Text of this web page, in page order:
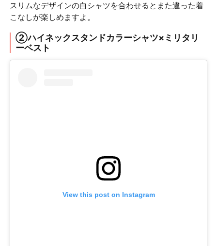
スリムなデザインの白シャツを合わせるとまた違った着
こなしが楽しめますよ。
②ハイネックスタンドカラーシャツ×ミリタリ
ーベスト
View this post on Instagram